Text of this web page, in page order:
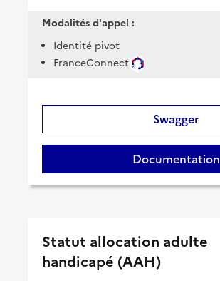
Modalités d'appel :
Identité pivot
FranceConnect
Swagger
Documentation
Statut allocation adulte
handicapé (AAH)